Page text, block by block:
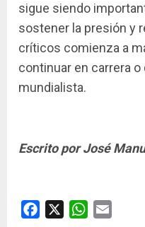
sigue siendo
sostener la presión y
críticos comienza a
continuar en carrera
mundialista.
Escrito por José
Facebook WhatsApp